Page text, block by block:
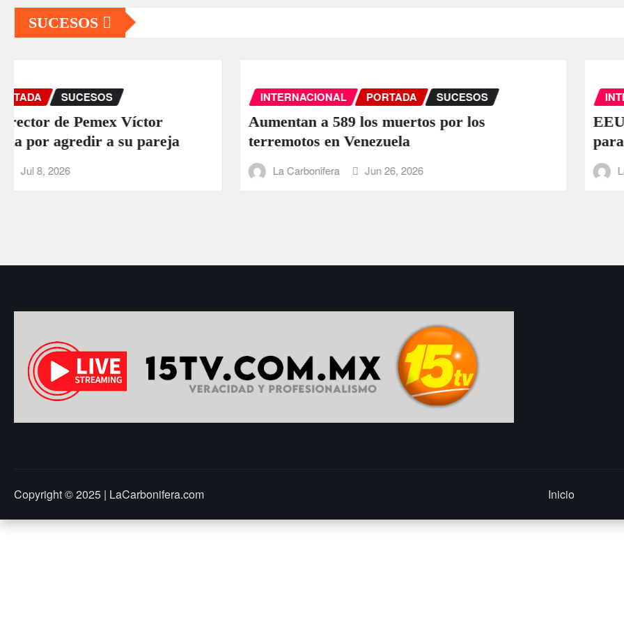
SUCESOS
INTERNACIONAL SUCESOS
Aumentan a 589 los muertos por los
terremotos en Venezuela
La Carbonifera
INTERNACIONAL PORTADA SUCESOS
EEUU anuncia una ayuda de 130
para Venezuela tras el doble terremoto
La Carbonifera
Copyright © 2025 | LaCarbonifera.com Inicio